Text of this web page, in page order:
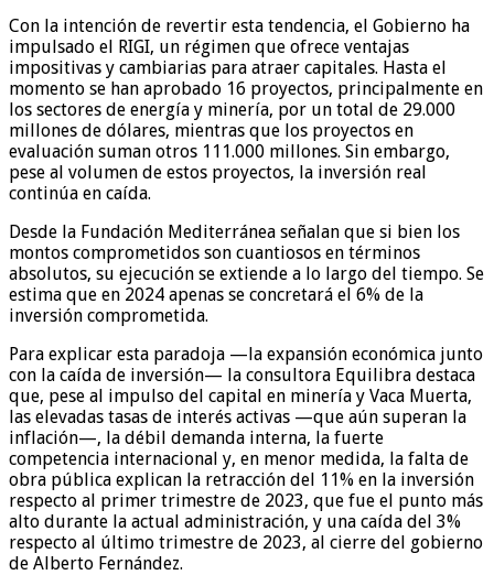
Con la intención de revertir esta tendencia, el Gobierno ha
impulsado el RIGI, un régimen que ofrece ventajas
impositivas y cambiarias para atraer capitales. Hasta el
momento se han aprobado 16 proyectos, principalmente en
los sectores de energía y minería, por un total de 29.000
millones de dólares, mientras que los proyectos en
evaluación suman otros 111.000 millones. Sin embargo,
pese al volumen de estos proyectos, la inversión real
continúa en caída.
Desde la Fundación Mediterránea señalan que si bien los
montos comprometidos son cuantiosos en términos
absolutos, su ejecución se extiende a lo largo del tiempo. Se
estima que en 2024 apenas se concretará el 6% de la
inversión comprometida.
Para explicar esta paradoja —la expansión económica junto
con la caída de inversión— la consultora Equilibra destaca
que, pese al impulso del capital en minería y Vaca Muerta,
las elevadas tasas de interés activas —que aún superan la
inflación—, la débil demanda interna, la fuerte
competencia internacional y, en menor medida, la falta de
obra pública explican la retracción del 11% en la inversión
respecto al primer trimestre de 2023, que fue el punto más
alto durante la actual administración, y una caída del 3%
respecto al último trimestre de 2023, al cierre del gobierno
de Alberto Fernández.